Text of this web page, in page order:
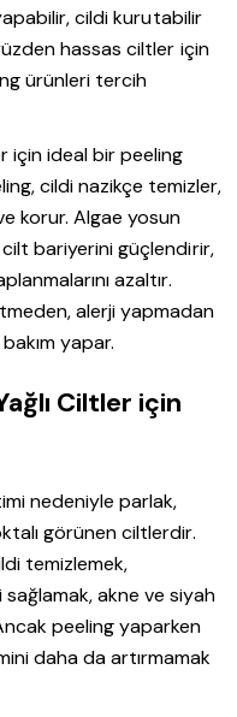
cildi kurutabilir
hassas ciltler için
ürünleri tercih
için ideal bir peeling
cildi nazikçe temizler,
korur. Algae yosun
bariyerini güçlendirir,
azaltır.
alerji yapmadan
yapar.
Ciltler için
nedeniyle parlak,
görünen ciltlerdir.
temizlemek,
akne ve siyah
peeling yaparken
daha da artırmamak